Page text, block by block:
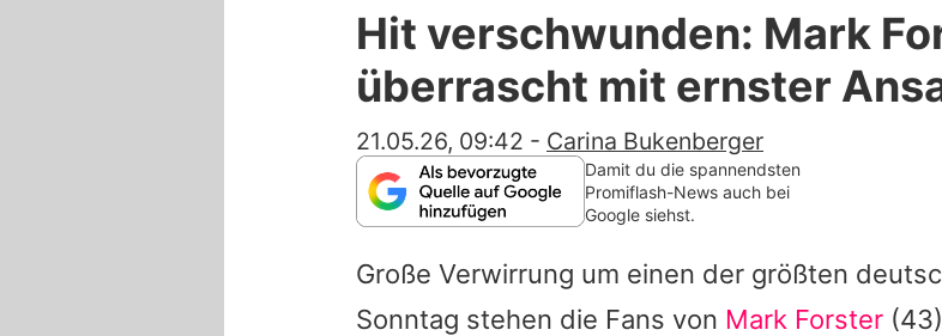
Stars
Filme & Serien
Familie & Liebe
Alle Themen auf Promiflash
Hit verschwunden: Mark
überrascht mit ernster
21.05.26, 09:42 - Carina Bukenberger
Damit du die spannendsten
Promiflash-News auch bei
Google siehst.
Große Verwirrung um einen der größten
Sonntag stehen die Fans von Mark Forster